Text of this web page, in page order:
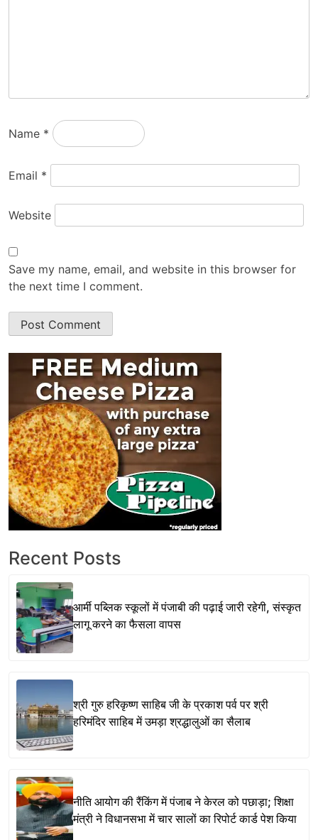
Name *
Email *
Website
Save my name, email, and website in this browser for
the next time I comment.
Recent Posts
आर्मी पब्लिक स्कूलों में पंजाबी की पढ़ाई जारी रहेगी, संस्कृत
लागू करने का फैसला वापस
श्री गुरु हरिकृष्ण साहिब जी के प्रकाश पर्व पर श्री
हरिमंदिर साहिब में उमड़ा श्रद्धालुओं का सैलाब
नीति आयोग की रैंकिंग में पंजाब ने केरल को पछाड़ा; शिक्षा
मंत्री ने विधानसभा में चार सालों का रिपोर्ट कार्ड पेश किया